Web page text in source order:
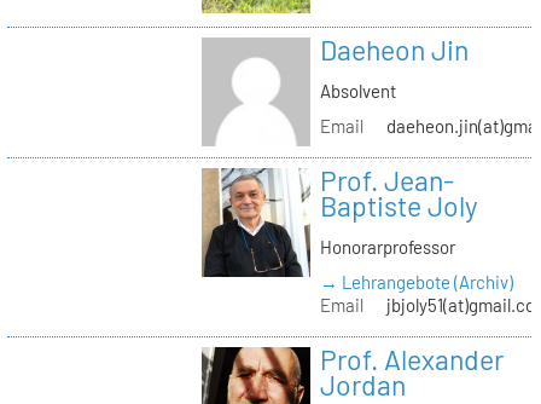
Daeheon Jin
Absolvent
Email
Prof. Jean-
Baptiste Joly
Honorarprofessor
→ Lehrangebote (Archiv)
Email
Prof. Alexander
Jordan